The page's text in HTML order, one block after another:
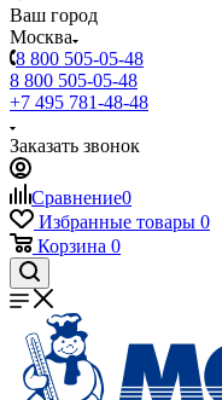
Ваш город
Москва
8 800 505-05-48
8 800 505-05-48
+7 495 781-48-48
Заказать звонок
Сравнение0
Избранные товары 0
Корзина 0